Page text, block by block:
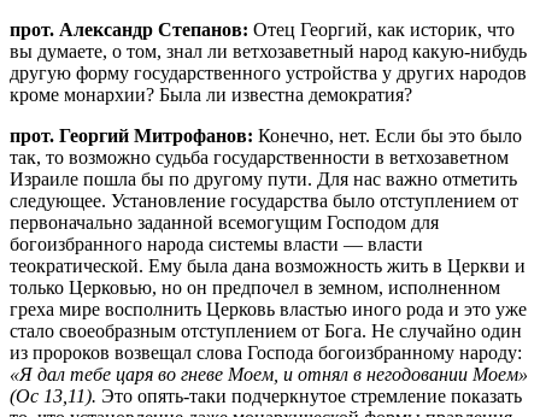
прот. Александр Степанов: Отец Георгий, как историк, что
вы думаете, о том, знал ли ветхозаветный народ какую-нибудь
другую форму государственного устройства у других народов
кроме монархии? Была ли известна демократия?
прот. Георгий Митрофанов: Конечно, нет. Если бы это было
так, то возможно судьба государственности в ветхозаветном
Израиле пошла бы по другому пути. Для нас важно отметить
следующее. Установление государства было отступлением от
первоначально заданной всемогущим Господом для
богоизбранного народа системы власти — власти
теократической. Ему была дана возможность жить в Церкви и
только Церковью, но он предпочел в земном, исполненном
греха мире восполнить Церковь властью иного рода и это уже
стало своеобразным отступлением от Бога. Не случайно один
из пророков возвещал слова Господа богоизбранному народу:
«Я дал тебе царя во гневе Моем, и отнял в негодовании Моем»
(Ос 13,11). Это опять-таки подчеркнутое стремление показать